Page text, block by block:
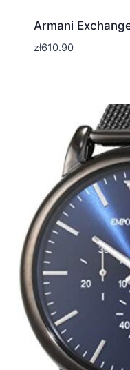
Armani
zł610.90